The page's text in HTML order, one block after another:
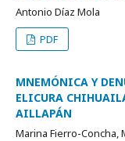
Antonio Díaz Mola
PDF
MNEMÓNICA Y
ELICURA
AILLAPÁN
Marina Fierro-Concha,